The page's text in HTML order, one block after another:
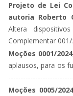
Projeto de Lei
autoria Roberto
Altera
Complementar
Moções 0001/
aplausos, para os
Moções 0005/